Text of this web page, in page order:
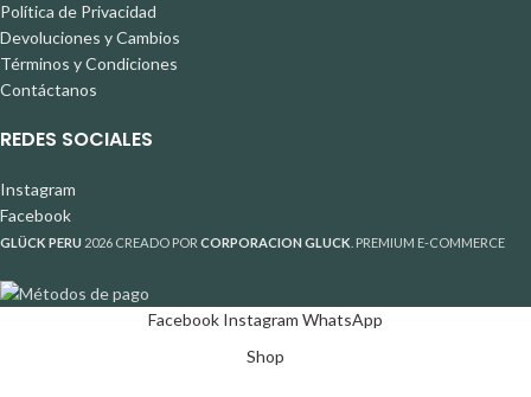
Política de Privacidad
Devoluciones y Cambios
Términos y Condiciones
Contáctanos
REDES SOCIALES
Instagram
Facebook
GLÜCK PERU 2026 CREADO POR CORPORACION GLUCK . PREMIUM E-COMMERCE
Facebook Instagram WhatsApp
Shop